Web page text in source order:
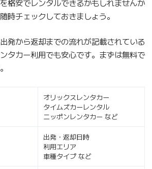
格安でレンタルできるかもしれませんか
時チェックしておきましょう。
発から返却までの流れが記載されている
タカー利用でも安心です。まずは無料で
オリックスレンタカー
タイムズカーレンタル
ニッポンレンタカー など
出発・返却日時
利用エリア
車種タイプ など